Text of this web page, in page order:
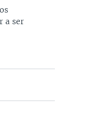
a ser